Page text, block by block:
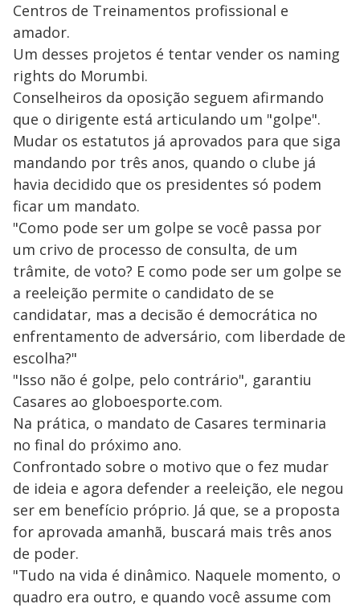
Centros de Treinamentos profissional e
amador.
Um desses projetos é tentar vender os naming
rights do Morumbi.
Conselheiros da oposição seguem afirmando
que o dirigente está articulando um "golpe".
Mudar os estatutos já aprovados para que siga
mandando por três anos, quando o clube já
havia decidido que os presidentes só podem
ficar um mandato.
"Como pode ser um golpe se você passa por
um crivo de processo de consulta, de um
trâmite, de voto? E como pode ser um golpe se
a reeleição permite o candidato de se
candidatar, mas a decisão é democrática no
enfrentamento de adversário, com liberdade de
escolha?"
"Isso não é golpe, pelo contrário", garantiu
Casares ao globoesporte.com.
Na prática, o mandato de Casares terminaria
no final do próximo ano.
Confrontado sobre o motivo que o fez mudar
de ideia e agora defender a reeleição, ele negou
ser em benefício próprio. Já que, se a proposta
for aprovada amanhã, buscará mais três anos
de poder.
"Tudo na vida é dinâmico. Naquele momento, o
quadro era outro, e quando você assume com